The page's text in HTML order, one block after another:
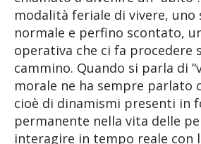
modalità feriale di vivere, uno
normale e perfino scontato,
operativa che ci fa procedere
cammino. Quando si parla di
morale ne ha sempre parlato
cioè di dinamismi presenti in
permanente nella vita delle
interagire in tempo reale con